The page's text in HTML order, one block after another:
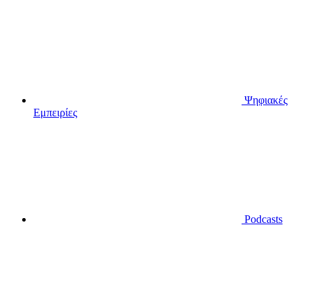
Ψηφιακές
Εμπειρίες
Podcasts